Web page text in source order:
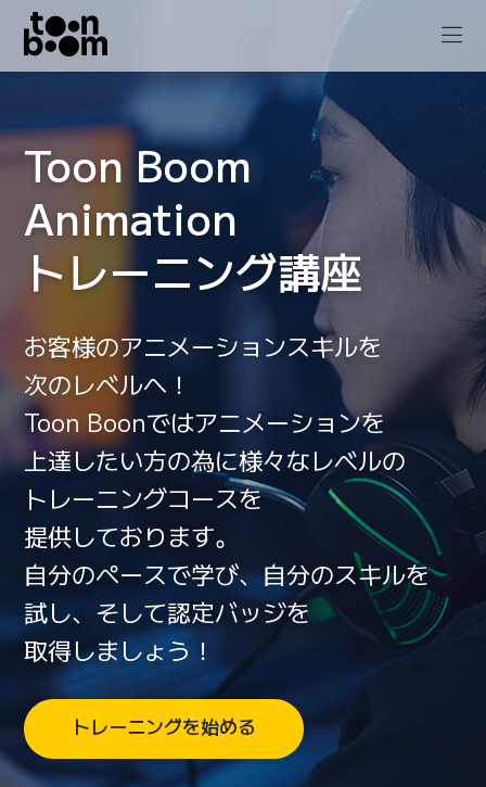
Toon Boom
Animation
トレーニング講座
お客様のアニメーションスキルを
次のレベルへ！
Toon Boonではアニメーションを
上達したい方の為に様々なレベルの
トレーニングコースを
提供しております。
自分のペースで学び、自分のスキルを
試し、 そして認定バッジを
取得しましょう！
トレーニングを始める